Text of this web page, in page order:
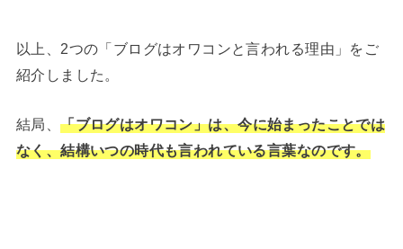
以上、2つの「ブログはオワコンと言われる理由」をご
紹介しました。
結局、「ブログはオワコン」は、今に始まったことでは
なく、結構いつの時代も言われている言葉なのです。